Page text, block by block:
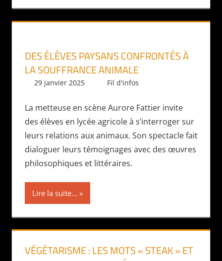
DES ÉLÈVES PAYSANS CONFRONTÉS À
LA SOUFFRANCE ANIMALE
29 janvier 2025 Daniel
Fil d'infos
La metteuse en scène Aurore Fattier invite
des élèves en lycée agricole à s’interroger sur
leurs relations aux animaux. Son spectacle fait
dialoguer leurs témoignages avec des œuvres
philosophiques et littéraires.
Lire la suite...
VÉGÉTARISME : LES MOTS « STEAK » ET